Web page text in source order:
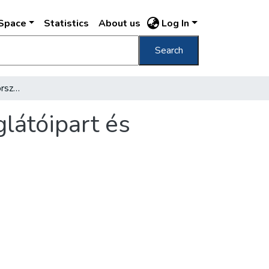
Statistics About us Log In
Search
Új szállodák épülnek, korszerűsítik a vendéglátóipart és rendbehozzák a járdákat
és